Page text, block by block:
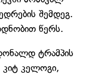
შემდეგ.
წერს.
ტრამპის
კიტ კელოგი,